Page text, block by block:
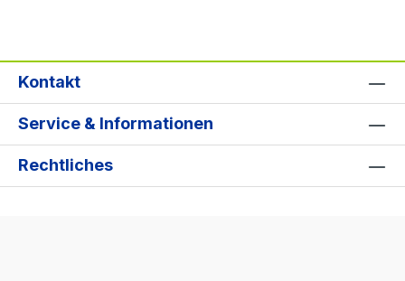
Kontakt
Service & Informationen
Rechtliches